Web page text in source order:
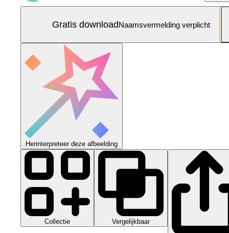
Gratis downloadNaamsvermelding verplicht
Herinterpreteer deze afbeelding
Collectie Vergelijkbaar